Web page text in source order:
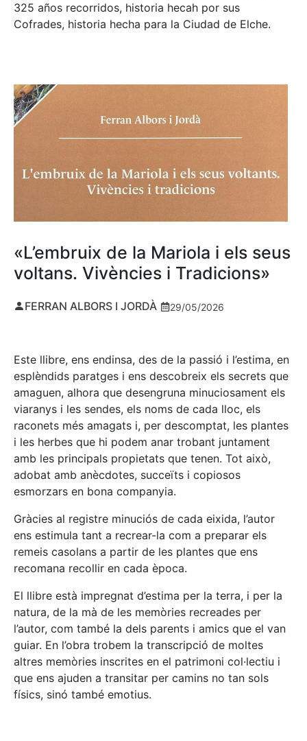
325 años recorridos, historia hecah por sus
Cofrades, historia hecha para la Ciudad de Elche.
«L’embruix de la Mariola i els seus
voltans. Vivències i Tradicions»
FERRAN ALBORS I JORDÀ 29/05/2026
Este llibre, ens endinsa, des de la passió i l’estima, en
esplèndids paratges i ens descobreix els secrets que
amaguen, alhora que desengruna minuciosament els
viaranys i les sendes, els noms de cada lloc, els
raconets més amagats i, per descomptat, les plantes
i les herbes que hi podem anar trobant juntament
amb les principals propietats que tenen. Tot això,
adobat amb anècdotes, succeïts i copiosos
esmorzars en bona companyia.
Gràcies al registre minuciós de cada eixida, l’autor
ens estimula tant a recrear-la com a preparar els
remeis casolans a partir de les plantes que ens
recomana recollir en cada època.
El llibre està impregnat d’estima per la terra, i per la
natura, de la mà de les memòries recreades per
l’autor, com també la dels parents i amics que el van
guiar. En l’obra trobem la transcripció de moltes
altres memòries inscrites en el patrimoni col·lectiu i
que ens ajuden a transitar per camins no tan sols
físics, sinó també emotius.